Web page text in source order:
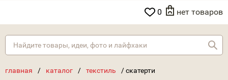
0 нет товаров
главная / каталог / текстиль /скатерти